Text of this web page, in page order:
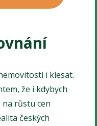
i klesat.
že i kdybych
na růstu cen
českých